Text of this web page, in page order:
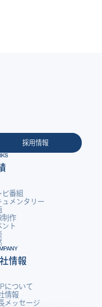
採用情報
ビ番組
ュメンタリー
制作
ント
情報
について
情報
メッセージ